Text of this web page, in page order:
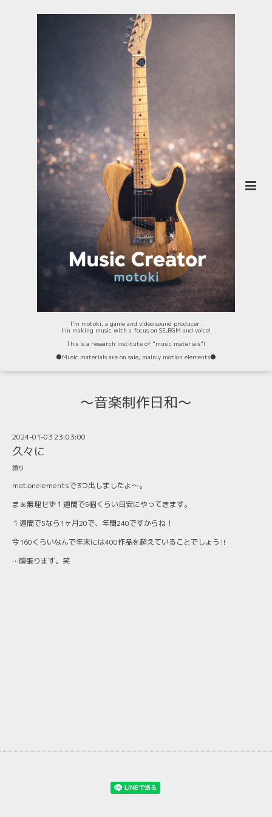
I'm motoki, a game and video sound producer.
I'm making music with a focus on SE,BGM and voice!
This is a research institute of "music materials"!
⚫️Music materials are on sale, mainly motion elements⚫️
〜音楽制作日和〜
2024-01-03 23:03:00
久々に
語り
motionelementsで3つ出しましたよ〜。
まぁ無理せず１週間で5個くらい目安にやってきます。
１週間で5なら1ヶ月20で、年間240ですからね！
今160くらいなんで年末には400作品を超えていることでしょう‼︎
…頑張ります。笑